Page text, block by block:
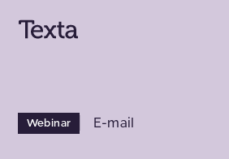
Webinar E-mail